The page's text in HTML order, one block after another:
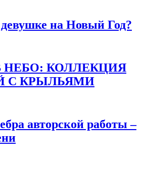
на Новый Год?
НЕБО: КОЛЛЕКЦИЯ
С КРЫЛЬЯМИ
авторской работы –